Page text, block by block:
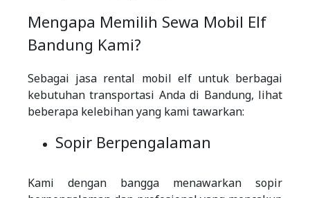
Mengapa Memilih Sewa Mobil Elf
Bandung Kami?
Sebagai jasa rental mobil elf untuk berbagai
kebutuhan transportasi Anda di Bandung, lihat
beberapa kelebihan yang kami tawarkan:
Sopir Berpengalaman
Kami dengan bangga menawarkan sopir